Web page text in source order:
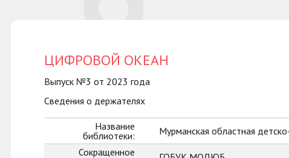
ЦИФРОВОЙ ОКЕАН
Выпуск №3 от 2023 года
Сведения о держателях
Название
библиотеки:
Мурманская областная
Сокращенное